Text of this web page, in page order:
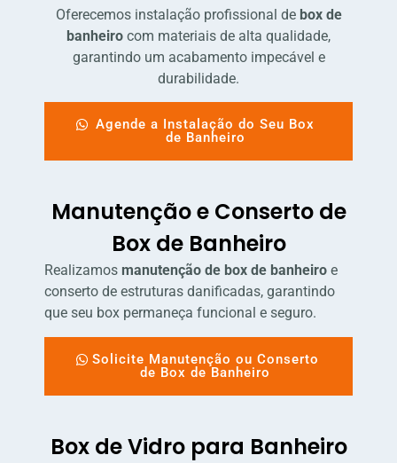
Oferecemos instalação profissional de box de
banheiro com materiais de alta qualidade,
garantindo um acabamento impecável e
durabilidade.
Agende a Instalação do Seu Box
de Banheiro
Manutenção e Conserto de
Box de Banheiro
Realizamos manutenção de box de banheiro e
conserto de estruturas danificadas, garantindo
que seu box permaneça funcional e seguro.
Solicite Manutenção ou Conserto
de Box de Banheiro
Box de Vidro para Banheiro